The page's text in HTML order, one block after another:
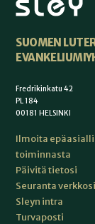
SUOMEN
Fredrikinkatu 42
PL 184
00181 HELSINKI
Ilmoita
toiminnasta
Päivitä tietosi
Seuranta
Sleyn intra
Turvaposti